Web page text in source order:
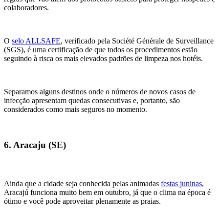
colaboradores.
O selo ALLSAFE, verificado pela Société Générale de Surveillance
(SGS), é uma certificação de que todos os procedimentos estão
seguindo à risca os mais elevados padrões de limpeza nos hotéis.
Separamos alguns destinos onde o números de novos casos de
infecção apresentam quedas consecutivas e, portanto, são
considerados como mais seguros no momento.
6. Aracaju (SE)
Ainda que a cidade seja conhecida pelas animadas festas juninas,
Aracajú funciona muito bem em outubro, já que o clima na época é
ótimo e você pode aproveitar plenamente as praias.